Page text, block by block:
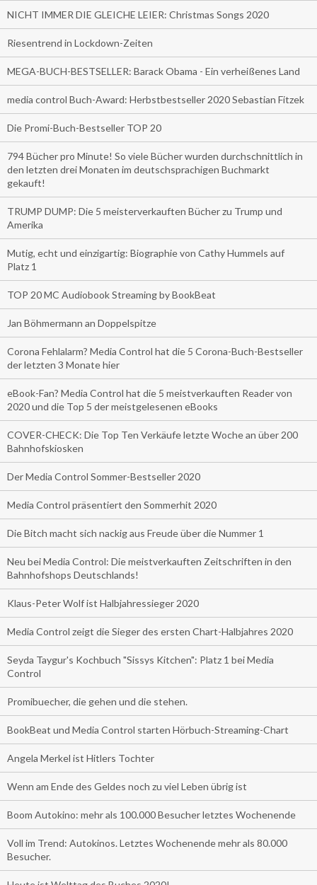
NICHT IMMER DIE GLEICHE LEIER: Christmas Songs 2020
Riesentrend in Lockdown-Zeiten
MEGA-BUCH-BESTSELLER: Barack Obama - Ein verheißenes Land
media control Buch-Award: Herbstbestseller 2020 Sebastian Fitzek
Die Promi-Buch-Bestseller TOP 20
794 Bücher pro Minute! So viele Bücher wurden durchschnittlich in
den letzten drei Monaten im deutschsprachigen Buchmarkt
gekauft!
TRUMP DUMP: Die 5 meisterverkauften Bücher zu Trump und
Amerika
Mutig, echt und einzigartig: Biographie von Cathy Hummels auf
Platz 1
TOP 20 MC Audiobook Streaming by BookBeat
Jan Böhmermann an Doppelspitze
Corona Fehlalarm? Media Control hat die 5 Corona-Buch-Bestseller
der letzten 3 Monate hier
eBook-Fan? Media Control hat die 5 meistverkauften Reader von
2020 und die Top 5 der meistgelesenen eBooks
COVER-CHECK: Die Top Ten Verkäufe letzte Woche an über 200
Bahnhofskiosken
Der Media Control Sommer-Bestseller 2020
Media Control präsentiert den Sommerhit 2020
Die Bitch macht sich nackig aus Freude über die Nummer 1
Neu bei Media Control: Die meistverkauften Zeitschriften in den
Bahnhofshops Deutschlands!
Klaus-Peter Wolf ist Halbjahressieger 2020
Media Control zeigt die Sieger des ersten Chart-Halbjahres 2020
Seyda Taygur's Kochbuch "Sissys Kitchen": Platz 1 bei Media
Control
Promibuecher, die gehen und die stehen.
BookBeat und Media Control starten Hörbuch-Streaming-Chart
Angela Merkel ist Hitlers Tochter
Wenn am Ende des Geldes noch zu viel Leben übrig ist
Boom Autokino: mehr als 100.000 Besucher letztes Wochenende
Voll im Trend: Autokinos. Letztes Wochenende mehr als 80.000
Besucher.